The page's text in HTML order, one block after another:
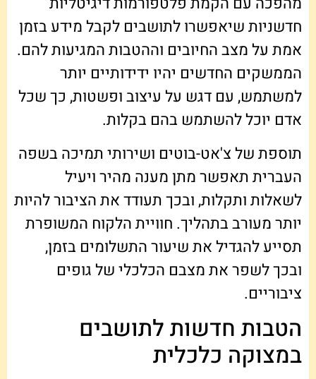
חדשניות שיאפשרו לתושבים לקבל מידע בזמן
אמת על מצב החיובים וההטבות המגיעות להם.
הממשקים החדשים יהיו ידידותיים יותר
למשתמש, עם דגש על עיצוב ופשטות, כך שכל
אדם יוכל להשתמש בהם בקלות.
תוספת של צ'אט-בוטים ושירותי תמיכה בשפה
העברית תאפשר מתן מענה מהיר ויעיל
לשאלות ותקלות, ובכך תעודד את הציבור להיות
יותר מעורב בתהליך. חוויית הלקוח המשופרת
תסייע להגדיל את שיעור התשלומים בזמן,
ובכך לשפר את מצבם הכלכלי של גופים
ציבוריים.
הטבות חדשות לתושבים
במצוקה כלכלית